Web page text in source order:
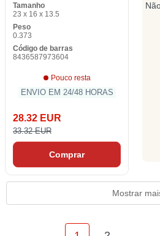
Tamanho
23 x 16 x 13.5
Peso
0.373
Código de barras
8436587973604
Pouco resta
ENVIO EM 24/48 HORAS
28.32 EUR
33.32 EUR
Comprar
Mostrar